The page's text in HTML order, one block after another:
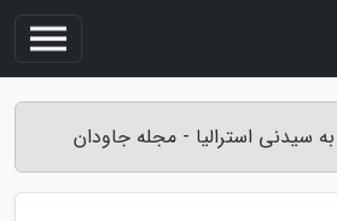
سیدنی استرالیا - مجله جاودان